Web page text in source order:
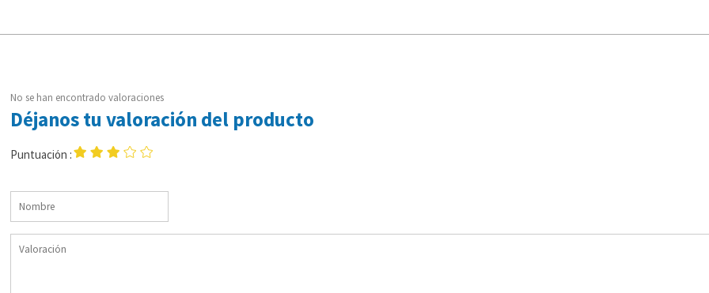
No se han encontrado valoraciones
Déjanos tu valoración del producto
Puntuación :